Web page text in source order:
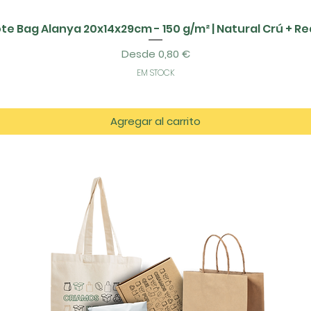
Bag Alanya 20x14x29cm - 150 g/m² | Natural Crú +
Desde 0,80 €
Precio de oferta
EM STOCK
Agregar al carrito